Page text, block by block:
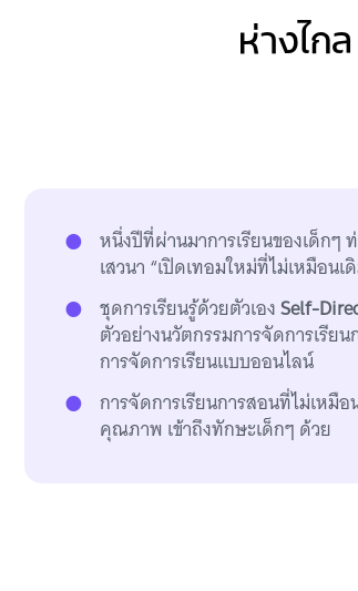
ห่างไก
หนึ่งปีที่ผ่านมาการเรียนของเด็กๆ
เสวนา “เปิดเทอมใหม่ที่ไม่เหมือน
ชุดการเรียนรู้ด้วยตัวเองSelf-
ตัวอย่างนวัตกรรมการจัดการเรีย
การจัดการเรียนแบบออนไลน์
การจัดการเรียนการสอนที่ไม่เหมื
คุณภาพ เข้าถึงทักษะเด็กๆ ด้วย